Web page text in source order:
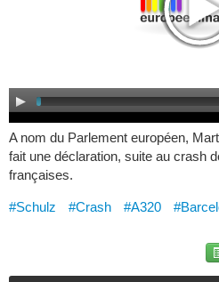
A nom du Parlement européen,
fait une déclaration, suite au crash
françaises.
#Schulz #Crash #A320